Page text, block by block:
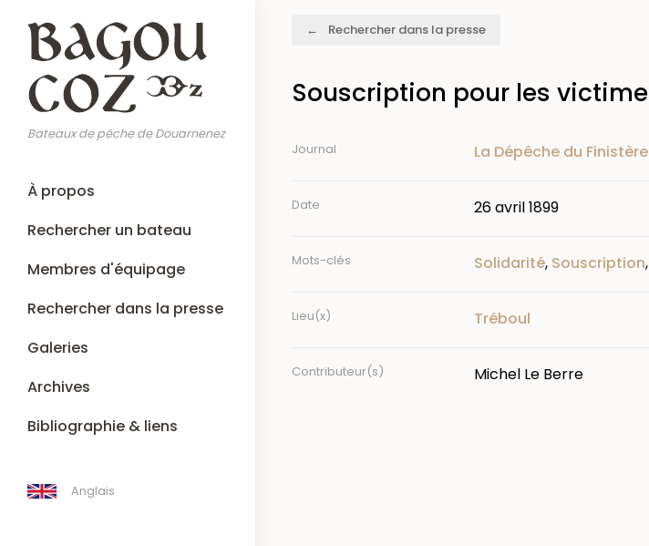
contenu
principal
Bateaux de pêche de Douarnenez
Main
navigation
À propos
Rechercher un bateau
Membres d'équipage
Rechercher dans la presse
Galeries
Archives
Bibliographie & liens
Anglais
Rechercher dans la presse
Souscription pour les
Journal La Dépêche du Finistère
Date 26 avril 1899
Mots-clés Solidarité, Souscription,
Lieu(x) Tréboul
Contributeur(s) Michel Le Berre